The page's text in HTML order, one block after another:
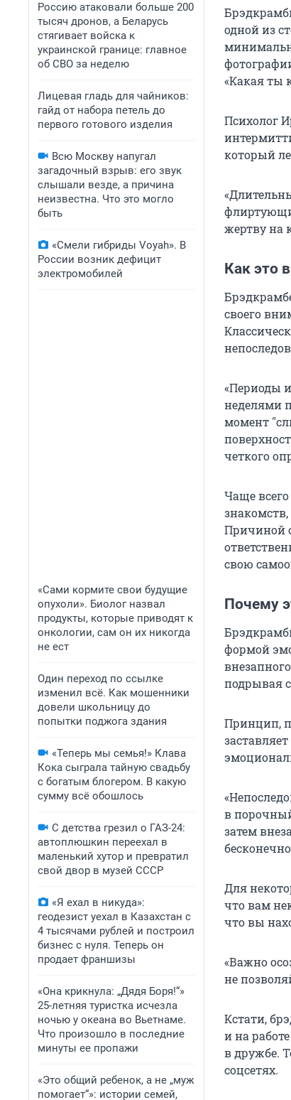
Россию атаковали больше 200
тысяч дронов, а Беларусь
стягивает войска к
украинской границе: главное
об СВО за неделю
Лицевая гладь для чайников:
гайд от набора петель до
первого готового изделия
Всю Москву напугал
загадочный взрыв: его звук
слышали везде, а причина
неизвестна. Что это могло
быть
«Смели гибриды Voyah». В
России возник дефицит
электромобилей
«Сами кормите свои будущие
опухоли». Биолог назвал
продукты, которые приводят к
онкологии, сам он их никогда
не ест
Один переход по ссылке
изменил всё. Как мошенники
довели школьницу до
попытки поджога здания
«Теперь мы семья!» Клава
Кока сыграла тайную свадьбу
с богатым блогером. В какую
сумму всё обошлось
С детства грезил о ГАЗ-24:
автоплюшкин переехал в
маленький хутор и превратил
свой двор в музей СССР
«Я ехал в никуда»:
геодезист уехал в Казахстан с
4 тысячами рублей и построил
бизнес с нуля. Теперь он
продает франшизы
«Она крикнула: „Дядя Боря!“»
25-летняя туристка исчезла
ночью у океана во Вьетнаме.
Что произошло в последние
минуты ее пропажи
«Это общий ребенок, а не „муж
помогает“»: истории семей,
одной из
«Какая ты
Психолог
который
жертву на
Как это
своего
«Периоды
неделями
момент "
четкого
Чаще
Причиной
свою
Почему
формой
подрывая
Принцип,
в
затем
Для
что вам
что вы
«Важно
не
Кстати,
и на
в дружбе.
соцсетях.